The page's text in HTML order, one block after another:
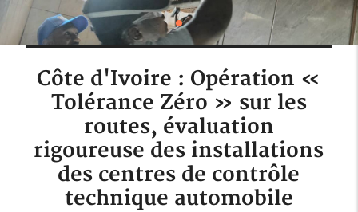
Côte d'Ivoire : Opération «
Tolérance Zéro » sur les
routes, évaluation
rigoureuse des installations
des centres de contrôle
technique automobile